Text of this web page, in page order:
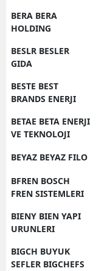
BERA BERA
HOLDING
BESLR BESLER
GIDA
BESTE BEST
BRANDS ENERJI
BETAE BETA ENERJI
VE TEKNOLOJI
BEYAZ BEYAZ FILO
BFREN BOSCH
FREN SISTEMLERI
BIENY BIEN YAPI
URUNLERI
BIGCH BUYUK
SEFLER BIGCHEFS